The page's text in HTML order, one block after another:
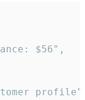
$56",